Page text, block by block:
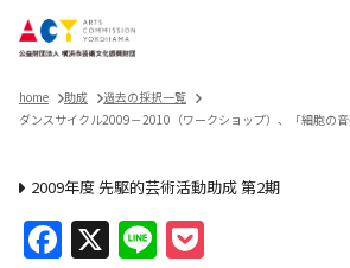
home 助成
過去の採択一覧
ダンスサイクル2009－2010（ワークショップ）、「細胞の音
2009年度 先駆的芸術活動助成 第2期
Facebook
X Line